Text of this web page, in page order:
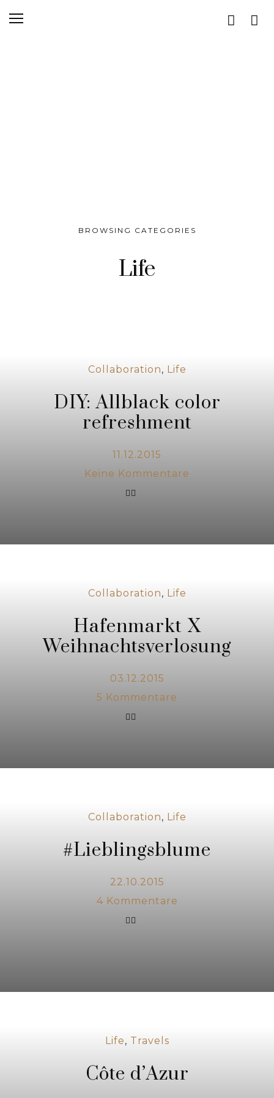
BROWSING CATEGORIES
Life
Collaboration, Life
DIY: Allblack color
refreshment
11.12.2015
Keine Kommentare
Collaboration, Life
Hafenmarkt X
Weihnachtsverlosung
03.12.2015
5 Kommentare
Collaboration, Life
#Lieblingsblume
22.10.2015
4Kommentare
Life, Travels
Côte d’Azur